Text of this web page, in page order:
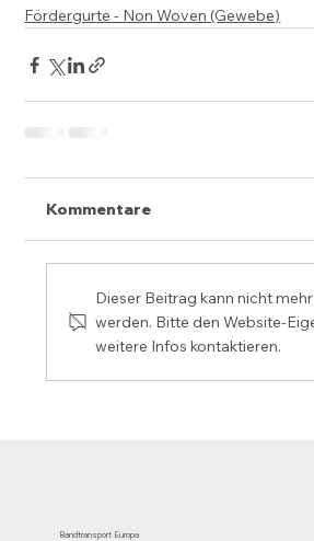
Fördergurte - Non Woven (Gewebe)
Kommentare
Dieser Beitrag kann nicht
werden. Bitte den Website-
weitere Infos kontaktieren.
Bandtransport Europa